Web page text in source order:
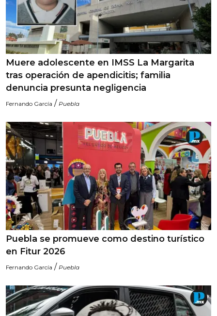
Muere adolescente en IMSS La Margarita
tras operación de apendicitis; familia
denuncia presunta negligencia
Fernando García / Puebla
Puebla se promueve como destino turístico
en Fitur 2026
Fernando García / Puebla